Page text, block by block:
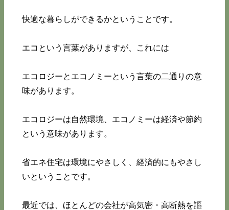
快適な暮らしができるかということです。
エコという言葉がありますが、これには
エコロジーとエコノミーという言葉の二通りの意
味があります。
エコロジーは自然環境、エコノミーは経済や節約
という意味があります。
省エネ住宅は環境にやさしく、経済的にもやさし
いということです。
最近では、ほとんどの会社が高気密・高断熱を謳